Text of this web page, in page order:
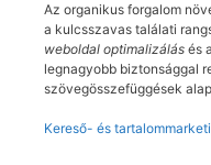
Az organikus forgalom
a kulcsszavas találati
weboldal optimalizálás és a
legnagyobb biztonsággal
szövegösszefüggések
Kereső- és